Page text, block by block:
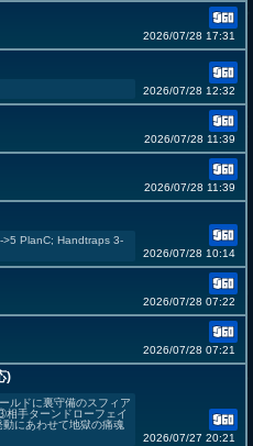
2026/07/28 17:31
2026/07/28 12:32
2026/07/28 11:39
2026/07/28 11:39
PlanC; Handtraps 3-
2026/07/28 10:14
2026/07/28 07:22
2026/07/28 07:21
)
ドに裏守備のスフィア
手ターンドローフェイ
にあわせて地獄の痛魂
2026/07/27 20:21